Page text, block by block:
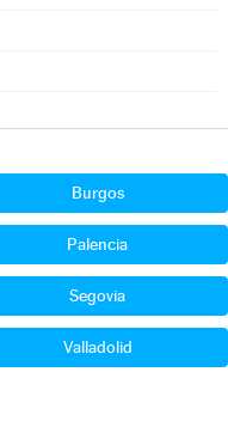
Burgos
Palencia
Segovia
Valladolid